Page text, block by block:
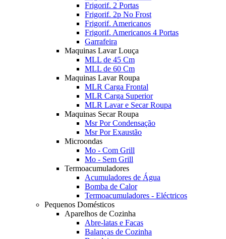
Frigorif. 2 Portas
Frigorif. 2p No Frost
Frigorif. Americanos
Frigorif. Americanos 4 Portas
Garrafeira
Maquinas Lavar Louça
MLL de 45 Cm
MLL de 60 Cm
Maquinas Lavar Roupa
MLR Carga Frontal
MLR Carga Superior
MLR Lavar e Secar Roupa
Maquinas Secar Roupa
Msr Por Condensação
Msr Por Exaustão
Microondas
Mo - Com Grill
Mo - Sem Grill
Termoacumuladores
Acumuladores de Água
Bomba de Calor
Termoacumuladores - Eléctricos
Pequenos Domésticos
Aparelhos de Cozinha
Abre-latas e Facas
Balanças de Cozinha